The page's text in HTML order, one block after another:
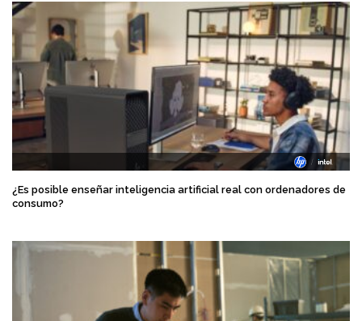
¿Es posible enseñar inteligencia artificial real con ordenadores de
consumo?